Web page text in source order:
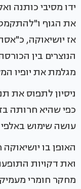
ידו מסיבי כותנה
את הגוף
אז יושיאוקה,
הנוצרים בין
מגלמת את יופיו
ניסיון לתפוס את
עושה שימוש
האופן בו
ואת דקויות
מחקר חומרי מעמיק